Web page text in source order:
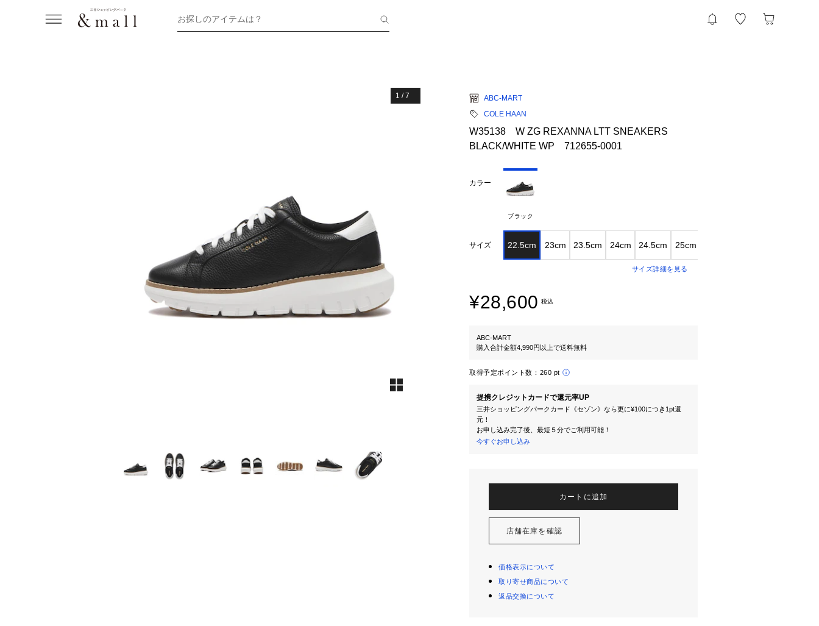
お探しのアイテムは？
1 /7
ABC-MART
COLE HAAN
W35138 W ZG REXANNA LTT SNEAKERS
BLACK/WHITE WP 712655-0001
カラー
ブラック
サイズ 22.5cm 23cm 23.5cm 24cm 24.5cm 25cm
サイズ詳細を見る
¥28,600 税込
ABC-MART
購入合計金額4,990円以上で送料無料
取得予定ポイント数： 260 pt
提携クレジットカードで還元率UP
三井ショッピングパークカード《セゾン》なら更に¥100につき1pt還
元！
お申し込み完了後、最短５分でご利用可能！
今すぐお申し込み
カートに追加
店舗在庫を確認
価格表示について
取り寄せ商品について
返品交換について